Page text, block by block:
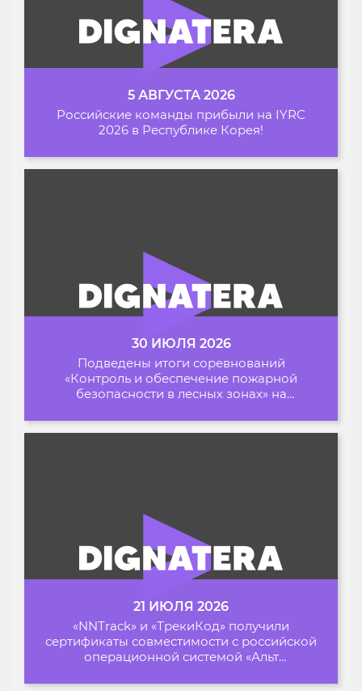
5 АВГУСТА 2026
Российские команды прибыли на IYRC
2026 в Республике Корея!
30 ИЮЛЯ 2026
Подведены итоги соревнований
«Контроль и обеспечение пожарной
безопасности в лесных зонах» на
21 ИЮЛЯ 2026
«NNTrack» и «ТрекиКод» получили
сертификаты совместимости с российской
операционной системой «Альт